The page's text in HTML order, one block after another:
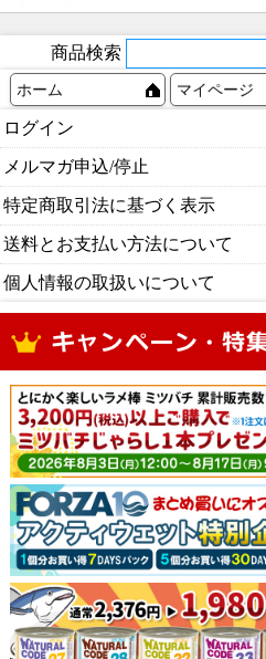
商品検索
ホーム マイページ
ログイン
メルマガ申込/停止
特定商取引法に基づく表示
送料とお支払い方法について
個人情報の取扱いについて